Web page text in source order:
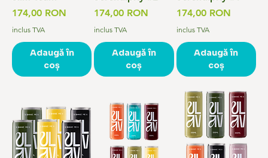
Preț
174,00 RON
inclus TVA
Adaugă în
coș
Preț
174,00 RON
inclus TVA
Adaugă în
coș
Preț
174,00 RON
inclus TVA
Adaugă în
coș